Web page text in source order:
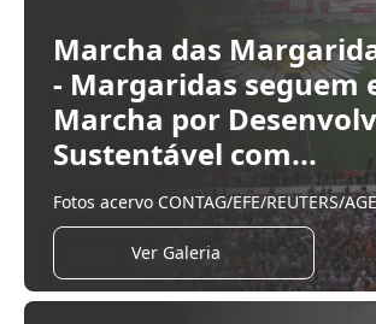
Marcha das
- Margaridas seguem
Marcha por
Sustentável com...
Fotos acervo CONTAG/EFE/REUTERS/
Ver Galeria